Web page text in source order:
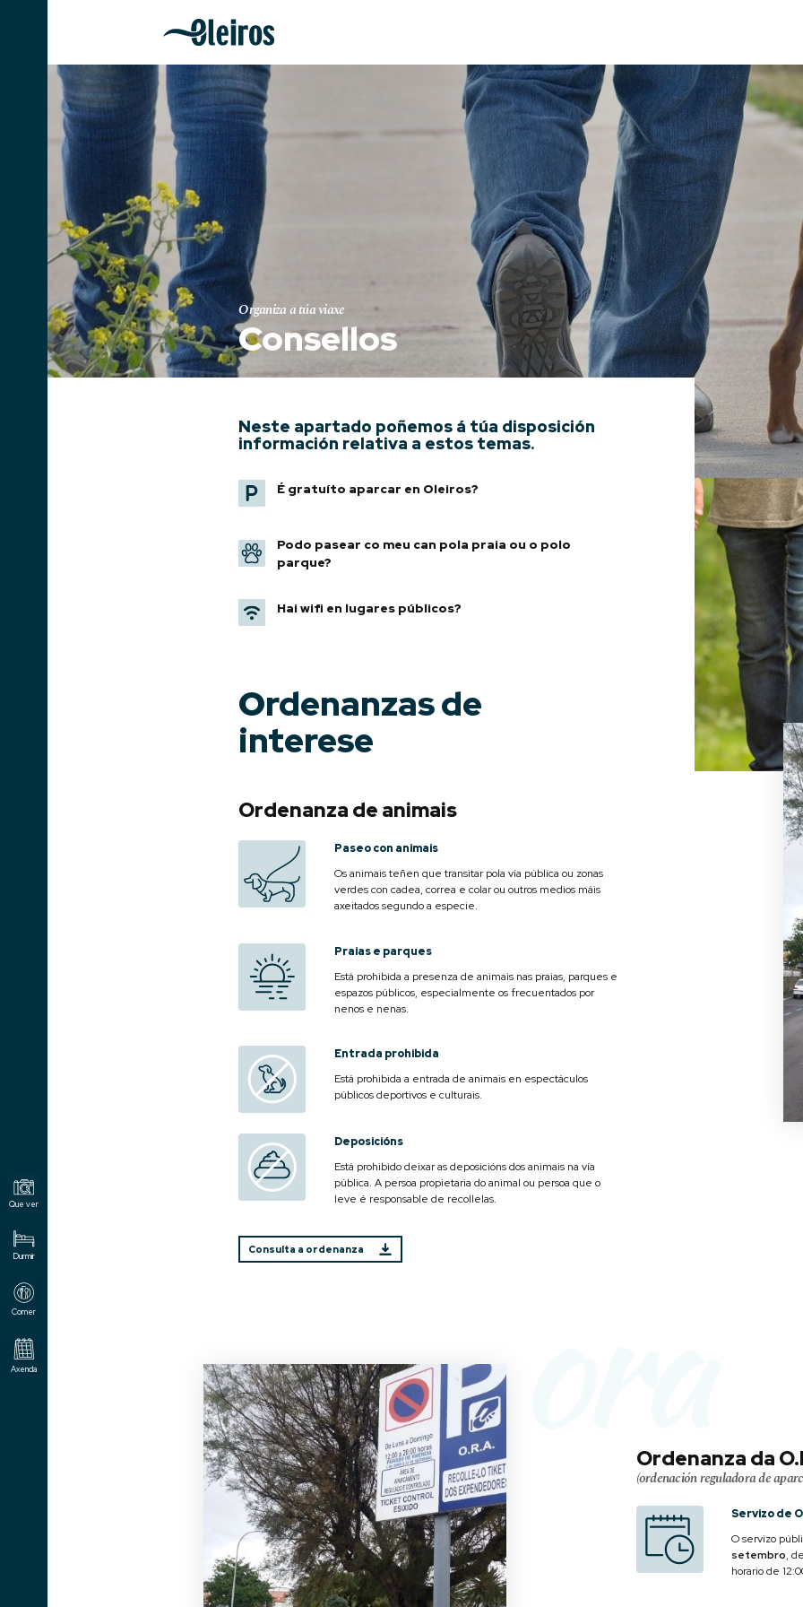
Organiza a túa viaxe
Consellos
Neste apartado poñemos á túa disposición
información relativa a estos temas.
É gratuíto aparcar en Oleiros?
Podo pasear co meu can pola praia ou o polo
parque?
Hai wifi en lugares públicos?
Ordenanzas de
interese
Ordenanza de animais
Paseo con animais
Os animais teñen que transitar pola vía pública ou zonas
verdes con cadea, correa e colar ou outros medios máis
axeitados segundo a especie.
Praias e parques
Está prohibida a presenza de animais nas praias, parques e
espazos públicos, especialmente os frecuentados por
nenos e nenas.
Entrada prohibida
Está prohibida a entrada de animais en espectáculos
públicos deportivos e culturais.
Deposicións
Está prohibido deixar as deposicións dos animais na vía
pública. A persoa propietaria do animal ou persoa que o
leve é responsable de recollelas.
Consulta a ordenanza
Ordenanza da
(ordenación reguladora de
Servizo de
O servizo
setembro,
horario de
Que ver
Durmir
Comer
Axenda